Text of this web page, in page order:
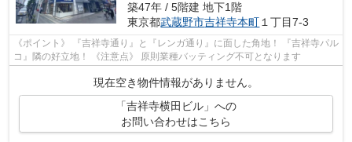
築47年 / 5階建 地下1階
東京都武蔵野市吉祥寺本町 １丁目7-3
《ポイント》 『吉祥寺通り』と『レンガ通り』に面した角地！ 『吉祥寺パル
コ』隣の好立地！ 《注意点》 原則業種バッティング不可となります
現在空き物件情報がありません。
「吉祥寺横田ビル」への
お問い合わせはこちら